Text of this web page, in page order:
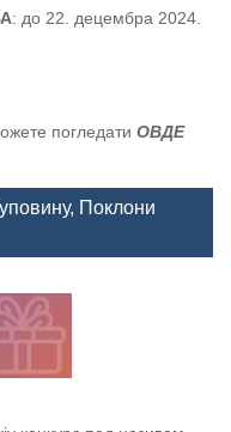
: до 22. децембра 2024.
погледати ОВДЕ
Поклони